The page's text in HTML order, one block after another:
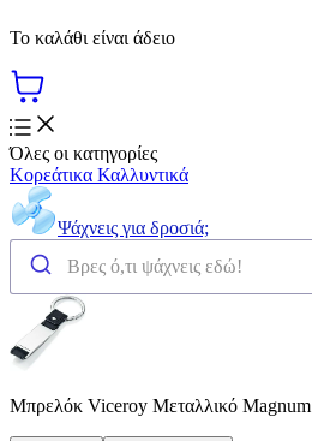
Το καλάθι είναι άδειο
Όλες οι κατηγορίες
Κορεάτικα Καλλυντικά
Ψάχνεις για δροσιά;
Μπρελόκ Viceroy Μεταλλικό Magnum